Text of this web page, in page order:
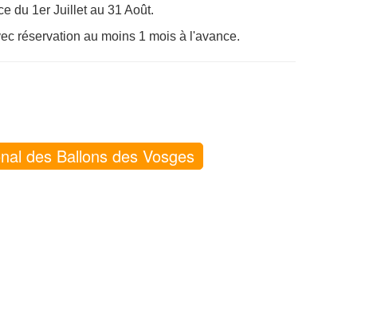
du 1er Juillet au 31 Août.
réservation au moins 1 mois à l'avance.
des Ballons des Vosges